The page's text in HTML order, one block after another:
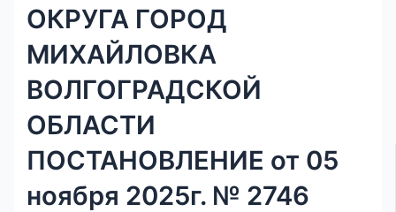
ОКРУГА ГОРОД
МИХАЙЛОВКА
ВОЛГОГРАДСКОЙ
ОБЛАСТИ
ПОСТАНОВЛЕНИЕ от 05
ноября 2025г. № 2746